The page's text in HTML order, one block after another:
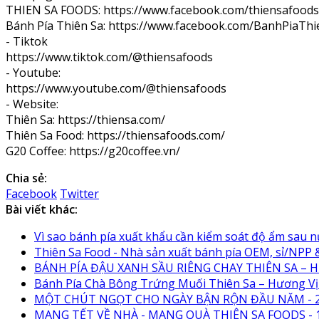
THIEN SA FOODS: https://www.facebook.com/thiensafoods
Bánh Pía Thiên Sa: https://www.facebook.com/
- Tiktok
https://www.tiktok.com/@thiensafoods
- Youtube:
https://www.youtube.com/@thiensafoods
- Website:
Thiên Sa: https://thiensa.com/
Thiên Sa Food: https://thiensafoods.com/
G20 Coffee: https://g20coffee.vn/
Chia sẻ:
Facebook Twitter
Bài viết khác:
Vì sao bánh pía xuất khẩu cần kiểm soát độ ẩm sau
Thiên Sa Food - Nhà sản xuất bánh pía OEM, sỉ/
BÁNH PÍA ĐẬU XANH SẦU RIÊNG CHAY THIÊN SA
Bánh Pía Chà Bông Trứng Muối Thiên Sa – Hương
MỘT CHÚT NGỌT CHO NGÀY BẬN RỘN ĐẦU NĂM -
MANG TẾT VỀ NHÀ - MANG QUÀ THIÊN SA FOODS